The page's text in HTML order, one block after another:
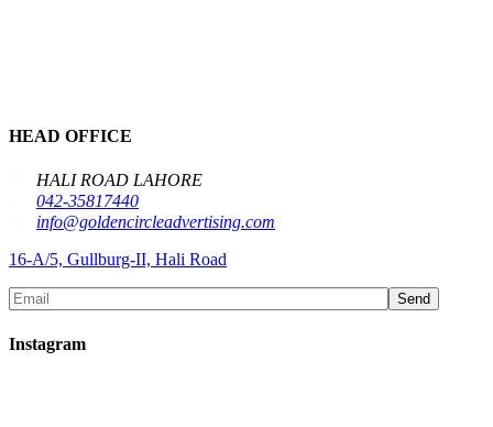
HEAD OFFICE
HALI ROAD LAHORE
042-35817440
info@goldencircleadvertising.com
16-A/5, Gullburg-II, Hali Road
Send
Instagram